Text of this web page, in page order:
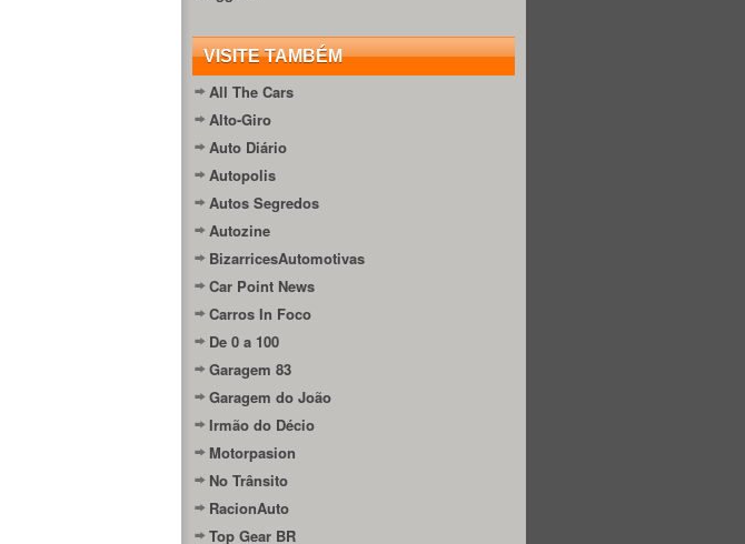
VISITE TAMBÉM
All The Cars
Alto-Giro
Auto Diário
Autopolis
Autos Segredos
Autozine
BizarricesAutomotivas
Car Point News
Carros In Foco
De 0 a 100
Garagem 83
Garagem do João
Irmão do Décio
Motorpasion
No Trânsito
RacionAuto
Top Gear BR